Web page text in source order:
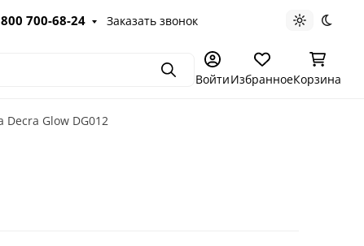
700-68-24 Заказать звонок Светлая
ПоискВойтиИзбранноеКорзина
Decra Glow DG012